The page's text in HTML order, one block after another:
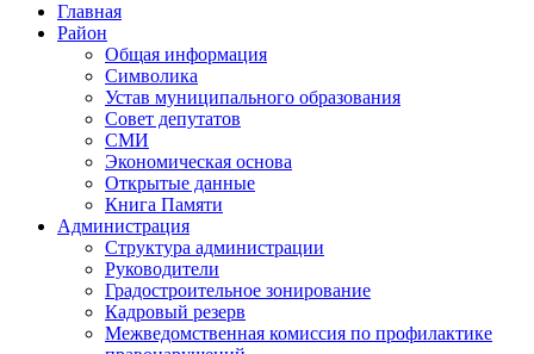
Главная
Район
Общая информация
Символика
Устав муниципального образования
Совет депутатов
СМИ
Экономическая основа
Открытые данные
Книга Памяти
Администрация
Структура администрации
Руководители
Градостроительное зонирование
Кадровый резерв
Межведомственная комиссия по профилактике